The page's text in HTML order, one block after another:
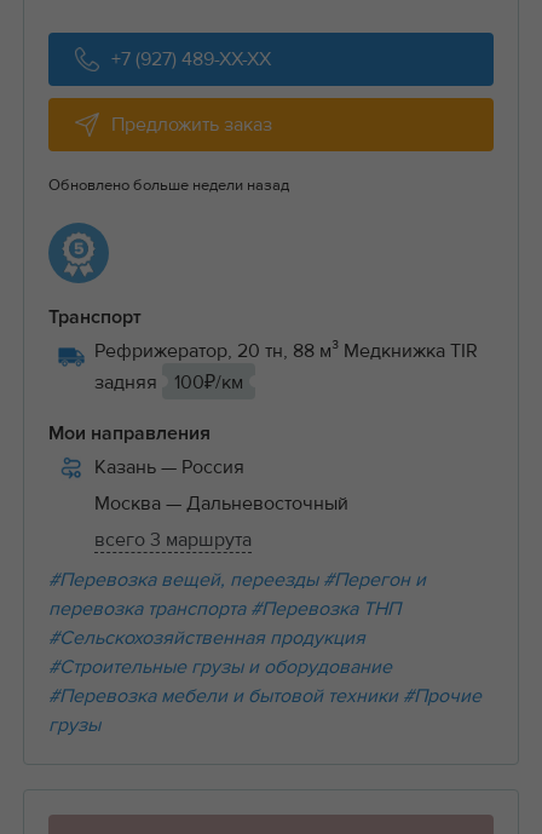
+7 (927) 489-XX-XX
Предложить заказ
Обновлено больше недели назад
Транспорт
Рефрижератор, 20 тн, 88 м³ Медкнижка TIR
задняя
100₽/км
Мои направления
Казань — Россия
Москва — Дальневосточный
всего 3 маршрута
#Перевозка вещей, переезды #Перегон и
перевозка транспорта #Перевозка ТНП
#Сельскохозяйственная продукция
#Строительные грузы и оборудование
#Перевозка мебели и бытовой техники #Прочие
грузы